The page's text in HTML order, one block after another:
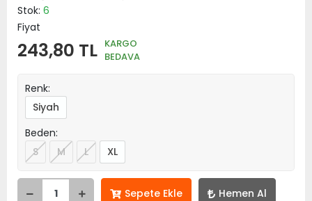
Stok: 6
Fiyat
243,80 TL KARGO
BEDAVA
Renk:
Siyah
Beden:
S
M L XL
Sepete Ekle Hemen Al